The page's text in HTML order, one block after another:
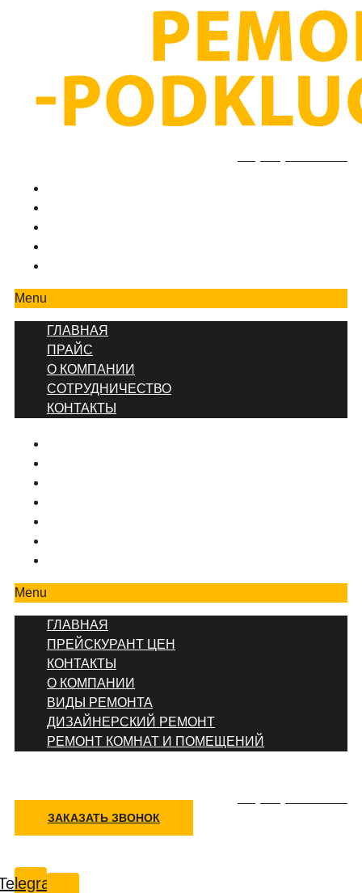
Menu
ГЛАВНАЯ
ПРАЙС
О КОМПАНИИ
СОТРУДНИЧЕСТВО
КОНТАКТЫ
Menu
ГЛАВНАЯ
ПРЕЙСКУРАНТ ЦЕН
КОНТАКТЫ
О КОМПАНИИ
ВИДЫ РЕМОНТА
ДИЗАЙНЕРСКИЙ РЕМОНТ
РЕМОНТ КОМНАТ И ПОМЕЩЕНИЙ
ЗАКАЗАТЬ ЗВОНОК